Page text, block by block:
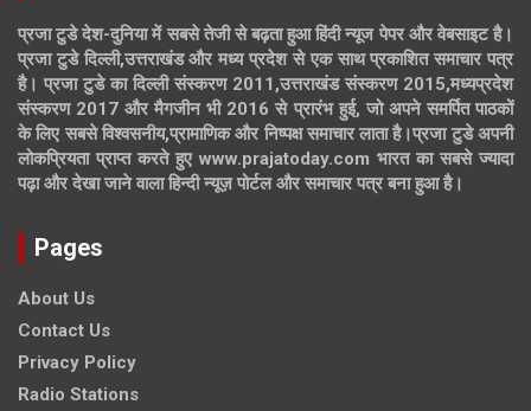
प्रजा टुडे देश-दुनिया में सबसे तेजी से बढ़ता हुआ हिंदी न्यूज पेपर और वेबसाइट है।
प्रजा टुडे दिल्ली,उत्तराखंड और मध्य प्रदेश से एक साथ प्रकाशित समाचार पत्र
है। प्रजा टुडे का दिल्ली संस्करण 2011,उत्तराखंड संस्करण 2015,मध्यप्रदेश
संस्करण 2017 और मैगजीन भी 2016 से प्रारंभ हुई, जो अपने समर्पित पाठकों
के लिए सबसे विश्वसनीय,प्रामाणिक और निष्पक्ष समाचार लाता है।प्रजा टुडे अपनी
लोकप्रियता प्राप्त करते हुए www.prajatoday.com भारत का सबसे ज्यादा
पढ़ा और देखा जाने वाला हिन्दी न्यूज़ पोर्टल और समाचार पत्र बना हुआ है।
Pages
About Us
Contact Us
Privacy Policy
Radio Stations